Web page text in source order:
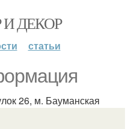
И ДЕКОР
статьи
26, м. Бауманская